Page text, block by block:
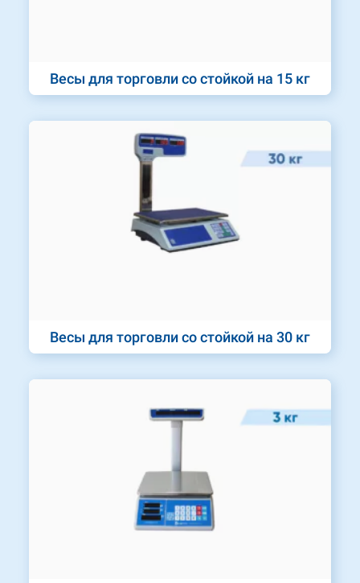
Весы для торговли со стойкой на 15 кг
Весы для торговли со стойкой на 30 кг